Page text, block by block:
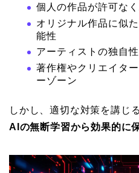
個人の作品が許可な
オリジナル作品に似
能性
アーティストの独自
著作権やクリエイタ
ーゾーン
しかし、適切な対策を講じ
AIの無断学習から効果的に